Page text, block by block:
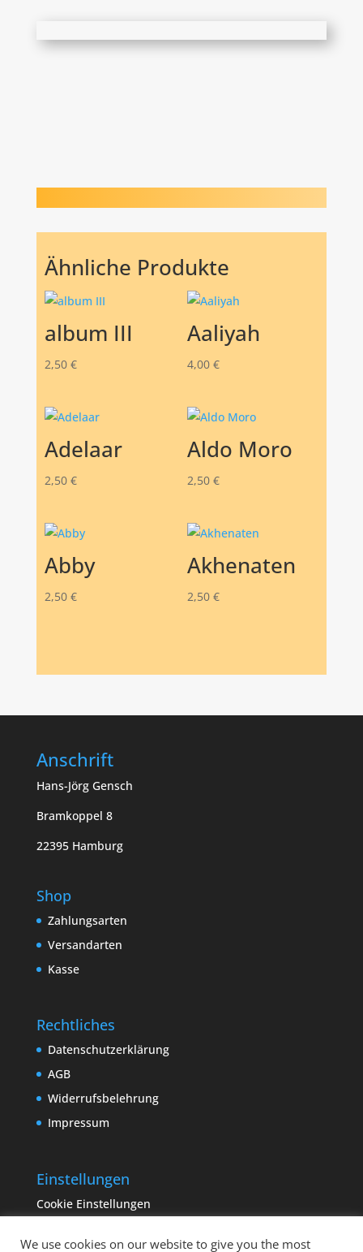
Ähnliche Produkte
album III
2,50 €
Aaliyah
4,00 €
Adelaar
2,50 €
Aldo Moro
2,50 €
Abby
2,50 €
Akhenaten
2,50 €
Anschrift
Hans-Jörg Gensch
Bramkoppel 8
22395 Hamburg
Shop
Zahlungsarten
Versandarten
Kasse
Rechtliches
Datenschutzerklärung
AGB
Widerrufsbelehrung
Impressum
Einstellungen
Cookie Einstellungen
We use cookies on our website to give you the most